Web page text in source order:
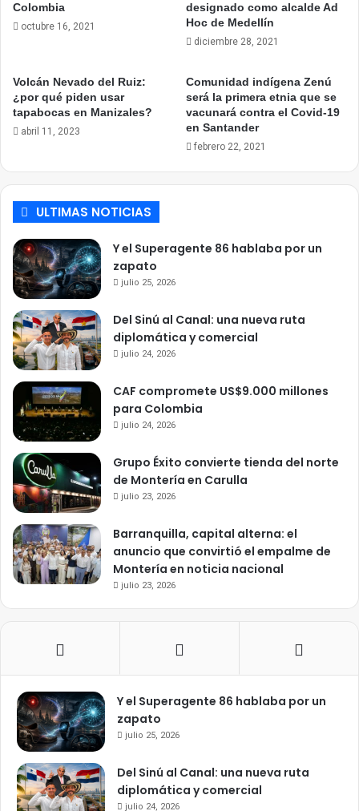
Colombia
octubre 16, 2021
designado como alcalde Ad
Hoc de Medellín
diciembre 28, 2021
Volcán Nevado del Ruiz:
¿por qué piden usar
tapabocas en Manizales?
abril 11, 2023
Comunidad indígena Zenú
será la primera etnia que se
vacunará contra el Covid-19
en Santander
febrero 22, 2021
ULTIMAS NOTICIAS
Y el Superagente 86 hablaba por un
zapato
julio 25, 2026
Del Sinú al Canal: una nueva ruta
diplomática y comercial
julio 24, 2026
CAF compromete US$9.000 millones
para Colombia
julio 24, 2026
Grupo Éxito convierte tienda del norte
de Montería en Carulla
julio 23, 2026
Barranquilla, capital alterna: el
anuncio que convirtió el empalme de
Montería en noticia nacional
julio 23, 2026
Y el Superagente 86 hablaba por un
zapato
julio 25, 2026
Del Sinú al Canal: una nueva ruta
diplomática y comercial
julio 24, 2026